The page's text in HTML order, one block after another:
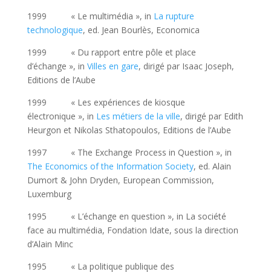
1999 « Le multimédia », in La rupture
technologique, ed. Jean Bourlès, Economica
1999 « Du rapport entre pôle et place
d’échange », in Villes en gare, dirigé par Isaac Joseph,
Editions de l’Aube
1999 « Les expériences de kiosque
électronique », in Les métiers de la ville, dirigé par Edith
Heurgon et Nikolas Sthatopoulos, Editions de l’Aube
1997 « The Exchange Process in Question », in
The Economics of the Information Society, ed. Alain
Dumort & John Dryden, European Commission,
Luxemburg
1995 « L’échange en question », in La société
face au multimédia, Fondation Idate, sous la direction
d’Alain Minc
1995 « La politique publique des